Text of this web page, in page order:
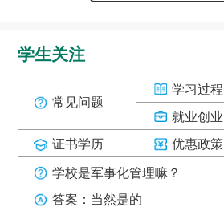
学生关注
常见问题
学习过程
就业创业
证书学历
优惠政策
学校是军事化管理嘛？
答案：当然是的